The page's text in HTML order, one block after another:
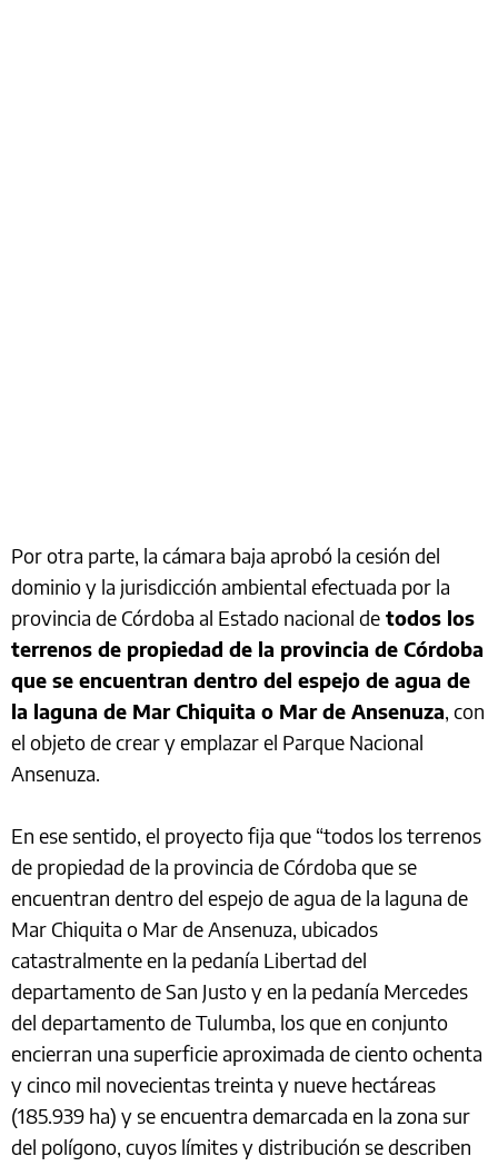
Por otra parte, la cámara baja aprobó la cesión del
dominio y la jurisdicción ambiental efectuada por la
provincia de Córdoba al Estado nacional de todos los
terrenos de propiedad de la provincia de Córdoba
que se encuentran dentro del espejo de agua de
la laguna de Mar Chiquita o Mar de Ansenuza, con
el objeto de crear y emplazar el Parque Nacional
Ansenuza.
En ese sentido, el proyecto fija que “todos los terrenos
de propiedad de la provincia de Córdoba que se
encuentran dentro del espejo de agua de la laguna de
Mar Chiquita o Mar de Ansenuza, ubicados
catastralmente en la pedanía Libertad del
departamento de San Justo y en la pedanía Mercedes
del departamento de Tulumba, los que en conjunto
encierran una superficie aproximada de ciento ochenta
y cinco mil novecientas treinta y nueve hectáreas
(185.939 ha) y se encuentra demarcada en la zona sur
del polígono, cuyos límites y distribución se describen